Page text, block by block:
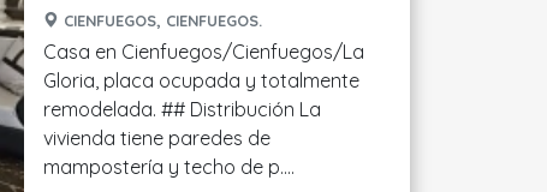
CIENFUEGOS, CIENFUEGOS.
Casa en Cienfuegos/Cienfuegos/La
Gloria, placa ocupada y totalmente
remodelada. ## Distribución La
vivienda tiene paredes de
mampostería y techo de p....